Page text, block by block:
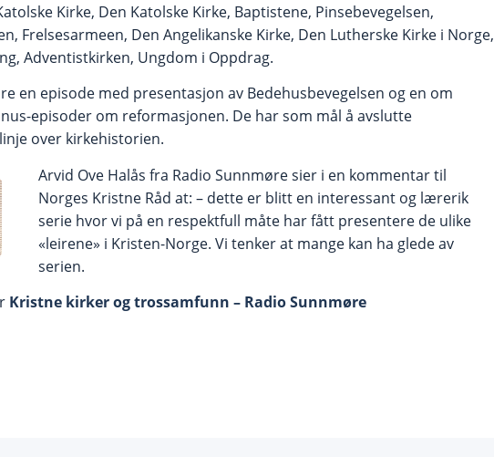
Kirke, Den Katolske Kirke, Baptistene, Pinsebevegelsen,
Frelsesarmeen, Den Angelikanske Kirke, Den Lutherske Kirke i Norge,
Adventistkirken, Ungdom i Oppdrag.
en episode med presentasjon av Bedehusbevegelsen og en om
episoder om reformasjonen. De har som mål å avslutte
over kirkehistorien.
Arvid Ove Halås fra Radio Sunnmøre sier i en kommentar til
Norges Kristne Råd at: – dette er blitt en interessant og lærerik
serie hvor vi på en respektfull måte har fått presentere de ulike
«leirene» i Kristen-Norge. Vi tenker at mange kan ha glede av
serien.
Kristne kirker og trossamfunn – Radio Sunnmøre